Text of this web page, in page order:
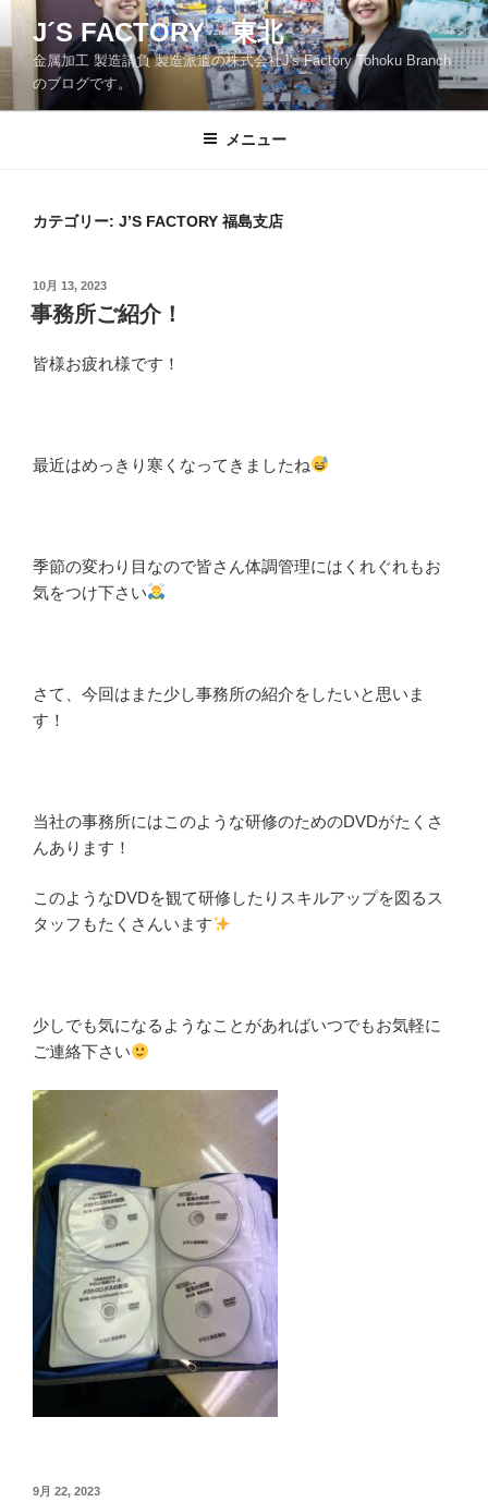
ツ
J´S FACTORY 東北
金属加工 製造請負 製造派遣の株式会社J's Factory Tohoku Branch
のブログです。
メニュー
カテゴリー: J’S FACTORY 福島支店
投
稿
日:
10月 13, 2023
事務所ご紹介！
皆様お疲れ様です！
最近はめっきり寒くなってきましたね
季節の変わり目なので皆さん体調管理にはくれぐれもお
気をつけ下さい
さて、今回はまた少し事務所の紹介をしたいと思いま
す！
当社の事務所にはこのような研修のためのDVDがたくさ
んあります！
このようなDVDを観て研修したりスキルアップを図るス
タッフもたくさんいます
少しでも気になるようなことがあればいつでもお気軽に
ご連絡下さい
投
9月 22, 2023